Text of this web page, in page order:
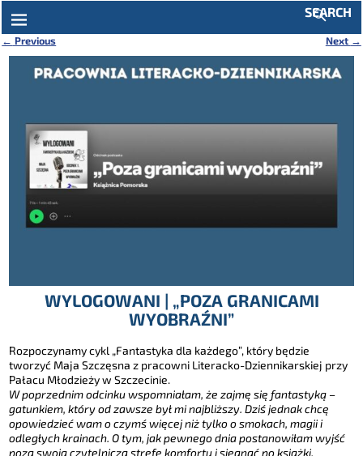
SEARCH
Nawigacja
← Previous Next →
WYLOGOWANI | „POZA GRANICAMI
WYOBRAŹNI”
Rozpoczynamy cykl „Fantastyka dla każdego”, który będzie
tworzyć Maja Szczęsna z pracowni Literacko-Dziennikarskiej przy
Pałacu Młodzieży w Szczecinie.
W poprzednim odcinku wspomniałam, że zajmę się fantastyką –
gatunkiem, który od zawsze był mi najbliższy. Dziś jednak chcę
opowiedzieć wam o czymś więcej niż tylko o smokach, magii i
odległych krainach. O tym, jak pewnego dnia postanowiłam wyjść
poza swoją czytelniczą strefę komfortu i sięgnąć po książki,